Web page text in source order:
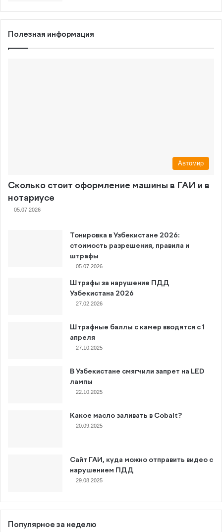
Полезная информация
Автомир
Сколько стоит оформление машины в ГАИ и в
нотариусе
05.07.2026
Тонировка в Узбекистане 2026:
стоимость разрешения, правила и
штрафы
05.07.2026
Штрафы за нарушение ПДД
Узбекистана 2026
27.02.2026
Штрафные баллы с камер вводятся с 1
апреля
27.10.2025
В Узбекистане смягчили запрет на LED
лампы
22.10.2025
Какое масло заливать в Cobalt?
20.09.2025
Сайт ГАИ, куда можно отправить видео с
нарушением ПДД
29.08.2025
Популярное за неделю